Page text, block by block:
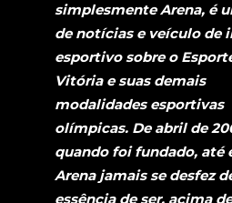
simplesmente Arena, é
de notícias e veículo de
esportivo sobre o
Vitória e suas demais
modalidades esportivas
olímpicas. De abril de
quando foi fundado, até
Arena jamais se desfez
essência de ser, acima